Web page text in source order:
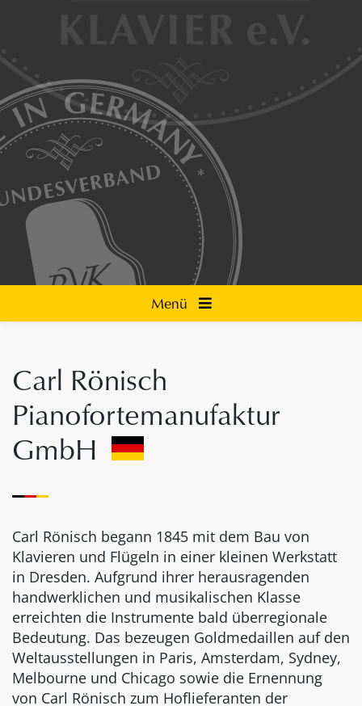
Menü
Carl Rönisch
Pianofortemanufaktur
GmbH
Carl Rönisch begann 1845 mit dem Bau von
Klavieren und Flügeln in einer kleinen Werkstatt
in Dresden. Aufgrund ihrer herausragenden
handwerklichen und musikalischen Klasse
erreichten die Instrumente bald überregionale
Bedeutung. Das bezeugen Goldmedaillen auf den
Weltausstellungen in Paris, Amsterdam, Sydney,
Melbourne und Chicago sowie die Ernennung
von Carl Rönisch zum Hoflieferanten der